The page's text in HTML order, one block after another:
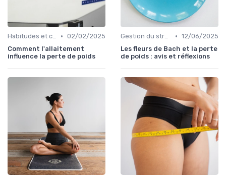
Habitudes et changements de style de vie • 02/02/2025
Comment l'allaitement
influence la perte de poids
Gestion du stress et de l'anxiété • 12/06/2025
Les fleurs de Bach et la perte
de poids : avis et réflexions